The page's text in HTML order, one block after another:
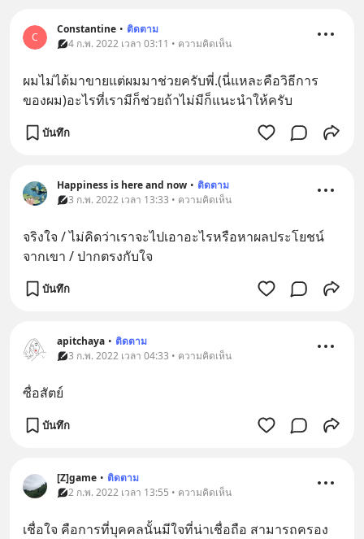
C
Constantine • ติดตาม
4 ก.พ. 2022 เวลา 03:11 • ความคิดเห็น
ผมไม่ได้มาขายแต่ผมมาช่วยครับพี่.(นี่แหละคือวิธีการ
ของผม)อะไรที่เรามีก็ช่วยถ้าไม่มีก็แนะนำให้ครับ
บันทึก
Happiness is here and now • ติดตาม
3 ก.พ. 2022 เวลา 13:33 • ความคิดเห็น
จริงใจ / ไม่คิดว่าเราจะไปเอาอะไรหรือหาผลประโยชน์
จากเขา / ปากตรงกับใจ
บันทึก
apitchaya • ติดตาม
3 ก.พ. 2022 เวลา 04:33 • ความคิดเห็น
ซื่อสัตย์
บันทึก
[Z]game • ติดตาม
2 ก.พ. 2022 เวลา 13:55 • ความคิดเห็น
เชื่อใจ คือการที่บุคคลนั้นมีใจที่น่าเชื่อถือ สามารถครอง